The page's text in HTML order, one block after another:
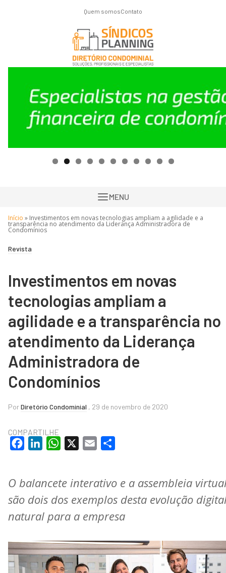
Quem somosContato
MENU
Início » Investimentos em novas tecnologias ampliam a agilidade e a
transparência no atendimento da Liderança Administradora de
Condomínios
Revista
Investimentos em novas
tecnologias ampliam a
agilidade e a transparência no
atendimento da Liderança
Administradora de
Condomínios
PorDiretório Condominial , 29 de novembro de 2020
COMPARTILHE
Facebook
LinkedInWhatsApp
X Email
O balancete interativo e a assembleia
são dois dos exemplos desta evolução
natural para a empresa